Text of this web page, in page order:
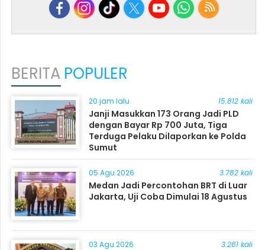
BERITA POPULER
20 jam lalu 15.812 kali
Janji Masukkan 173 Orang Jadi PLD
dengan Bayar Rp 700 Juta, Tiga
Terduga Pelaku Dilaporkan ke Polda
Sumut
05 Agu 2026 3.782 kali
Medan Jadi Percontohan BRT di Luar
Jakarta, Uji Coba Dimulai 18 Agustus
03 Agu 2026 3.261 kali